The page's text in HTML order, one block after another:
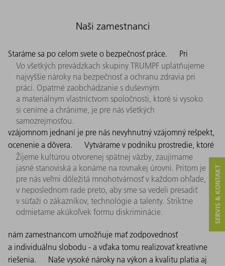
Naši zamestnanci
Staráme sa po celom svete o bezpečnosť práce.
Vo všetkých prevádzkach skupiny TRUMPF uplatňujeme
najvyššie nároky na bezpečnosť a ochranu zdravia pri
práci. Opatrné zaobchádzanie s duševným
a materiálnym vlastníctvom spoločnosti, ktoré si vysoko
si ceníme a chránime, je pre nás všetkých
samozrejmosťou.
Pri
vzájomnom jednaní je pre nás nevyhnutný vzájomný rešpekt,
ocenenie a dôvera.
Žijeme kultúrou otvorenej spätnej väzby, zaujímame
jasné stanoviská a konáme na rovnakej úrovni. Pritom je
pre nás veľmi dôležitá mnohotvárnosť v každom ohľade,
v neposlednom rade preto, aby sme sa vedeli presadiť
v súťaži o zákazníkov, technológie a talenty. Striktne
odmietame akúkoľvek formu diskriminácie.
Vytvárame v podniku prostredie, ktoré
nám zamestnancom umožňuje mať zodpovednosť
a individuálnu slobodu - a vďaka tomu realizovať kreatívne
riešenia.
Naše vysoké nároky na výkon a kvalitu platia aj
SERVIS & KONTAKT